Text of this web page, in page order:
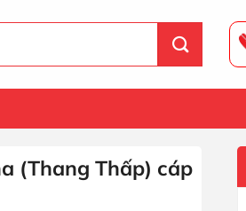
(Thang Thấp) cáp